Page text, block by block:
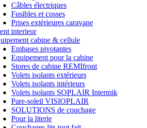
Câbles électriques
Fusibles et cosses
Prises extérieures caravane
interieur
cabine & cellule
Embases pivotantes
Equipement pour la cabine
Stores de cabine REMIfront
Volets isolants extérieurs
Volets isolants intérieurs
Volets isolants SOPLAIR Intermik
Pare-soleil VISIOPLAIR
SOLUTIONS de couchage
Pour la literie